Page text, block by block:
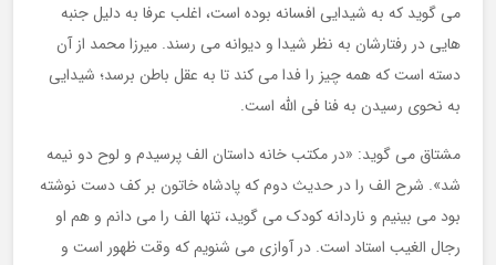
می گوید که به شیدایی افسانه بوده است، اغلب عرفا به دلیل جنبه
هایی در رفتارشان به نظر شیدا و دیوانه می رسند. میرزا محمد از آن
دسته است که همه چیز را فدا می کند تا به عقل باطن برسد؛ شیدایی
به نحوی رسیدن به فنا فی الله است.
مشتاق می گوید: «در مکتب خانه داستان الف پرسیدم و لوح دو نیمه
شد». شرح الف را در حدیث دوم که پادشاه خاتون بر کف دست نوشته
بود می بینیم و ناردانه کودک می گوید، تنها الف را می دانم و هم او
رجال الغیب استاد است. در آوازی می شنویم که وقت ظهور است و